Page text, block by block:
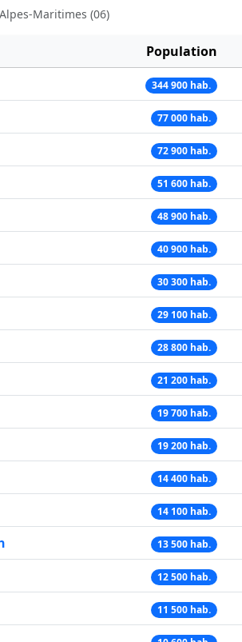
Maritimes (06)
Population
344 900 hab.
77 000 hab.
72 900 hab.
51 600 hab.
48 900 hab.
40 900 hab.
30 300 hab.
29 100 hab.
28 800 hab.
21 200 hab.
19 700 hab.
19 200 hab.
14 400 hab.
14 100 hab.
13 500 hab.
12 500 hab.
11 500 hab.